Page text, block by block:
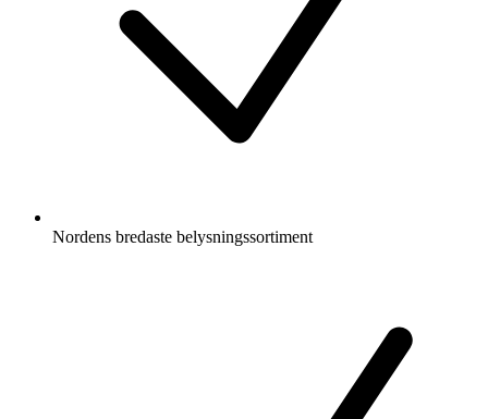
Nordens bredaste belysningssortiment